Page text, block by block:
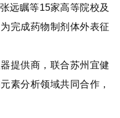
远瞩等15家高等院校及
完成药物制剂体外表征
提供商，联合苏州宜健
素分析领域共同合作，